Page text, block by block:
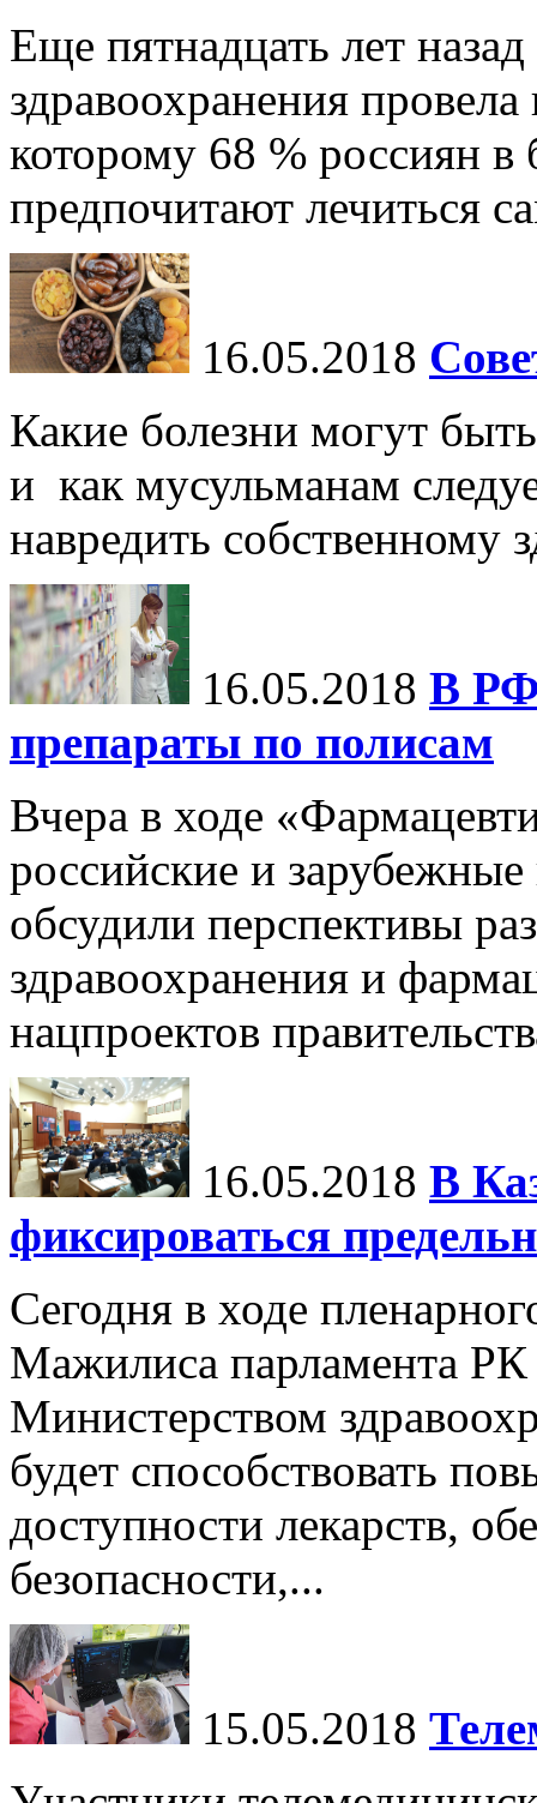
Еще пятнадцать лет
здравоохранения провела
которому 68 % россиян в
предпочитают лечиться
16.05.2018
Какие болезни могут
и как мусульманам
навредить собственному
16.05.2018 В
препараты по полисам
Вчера в ходе
российские и зарубежные
обсудили перспективы
здравоохранения и
нацпроектов
16.05.2018 В
фиксироваться
Сегодня в ходе
Мажилиса парламента РК
Министерством
будет способствовать
доступности лекарств,
безопасности,...
15.05.2018